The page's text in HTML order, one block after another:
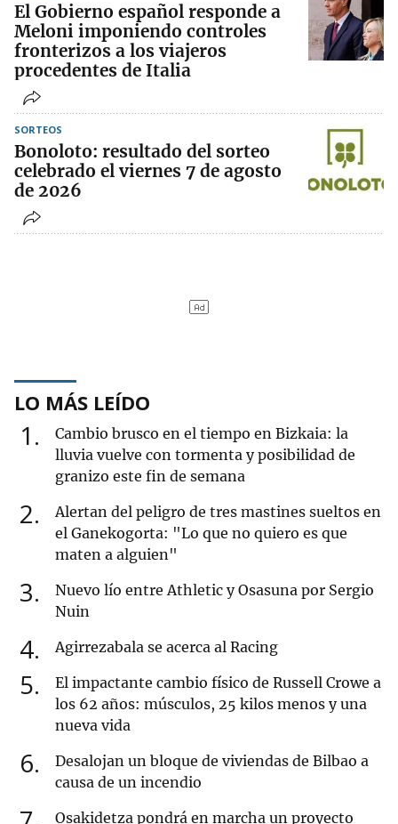
El Gobierno español responde a
Meloni imponiendo controles
fronterizos a los viajeros
procedentes de Italia
SORTEOS
Bonoloto: resultado del sorteo
celebrado el viernes 7 de agosto
de 2026
LO MÁS LEÍDO
1
Cambio brusco en el tiempo en Bizkaia: la
lluvia vuelve con tormenta y posibilidad de
granizo este fin de semana
2
Alertan del peligro de tres mastines sueltos en
el Ganekogorta: "Lo que no quiero es que
maten a alguien"
3
Nuevo lío entre Athletic y Osasuna por Sergio
Nuin
4 Agirrezabala se acerca al Racing
5
El impactante cambio físico de Russell Crowe a
los 62 años: músculos, 25 kilos menos y una
nueva vida
6
Desalojan un bloque de viviendas de Bilbao a
causa de un incendio
Osakidetza pondrá en marcha un proyecto